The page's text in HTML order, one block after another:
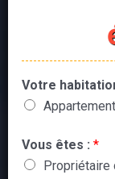
Votre
Appartement
Vous êtes : *
Propriétaire